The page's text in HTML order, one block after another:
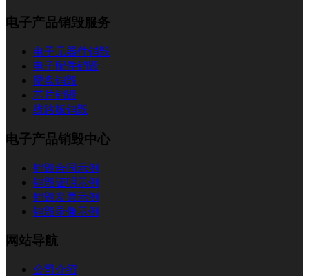
电子产品销毁服务
电子元器件销毁
电子配件销毁
硬盘销毁
芯片销毁
线路板销毁
电子产品销毁中心
销毁合同示例
销毁证明示例
销毁发票示例
销毁录像示例
网站导航
公司介绍